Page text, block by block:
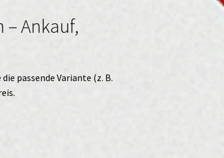
– Ankauf,
die passende Variante (z. B.